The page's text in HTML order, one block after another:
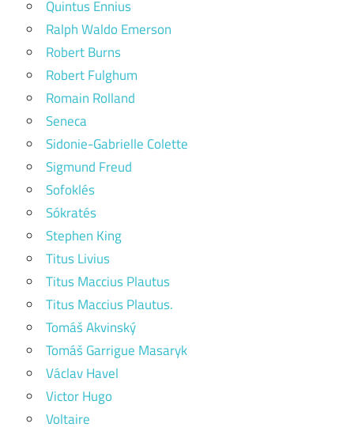
Quintus Ennius
Ralph Waldo Emerson
Robert Burns
Robert Fulghum
Romain Rolland
Seneca
Sidonie-Gabrielle Colette
Sigmund Freud
Sofoklés
Sókratés
Stephen King
Titus Livius
Titus Maccius Plautus
Titus Maccius Plautus.
Tomáš Akvinský
Tomáš Garrigue Masaryk
Václav Havel
Victor Hugo
Voltaire